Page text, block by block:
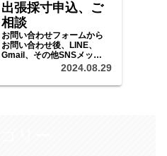
出張採寸申込、ご
相談
お問い合わせフォームから
お問い合わせ後、LINE、
Gmail、その他SNSメッセ
ージ等で、ご予算、ご希望
等をご調整の上、採寸、ご
2024.08.29